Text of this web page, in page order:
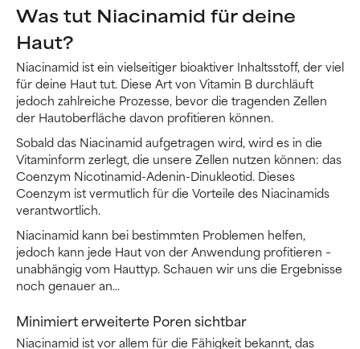
Was tut Niacinamid für deine
Haut?
Niacinamid ist ein vielseitiger bioaktiver Inhaltsstoff, der viel
für deine Haut tut. Diese Art von Vitamin B durchläuft
jedoch zahlreiche Prozesse, bevor die tragenden Zellen
der Hautoberfläche davon profitieren können.
Sobald das Niacinamid aufgetragen wird, wird es in die
Vitaminform zerlegt, die unsere Zellen nutzen können: das
Coenzym Nicotinamid-Adenin-Dinukleotid. Dieses
Coenzym ist vermutlich für die Vorteile des Niacinamids
verantwortlich.
Niacinamid kann bei bestimmten Problemen helfen,
jedoch kann jede Haut von der Anwendung profitieren –
unabhängig vom Hauttyp. Schauen wir uns die Ergebnisse
noch genauer an...
Minimiert erweiterte Poren sichtbar
Niacinamid ist vor allem für die Fähigkeit bekannt, das